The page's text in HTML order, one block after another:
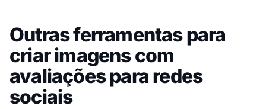
Outras ferramentas para
criar imagens com
avaliações para redes
sociais